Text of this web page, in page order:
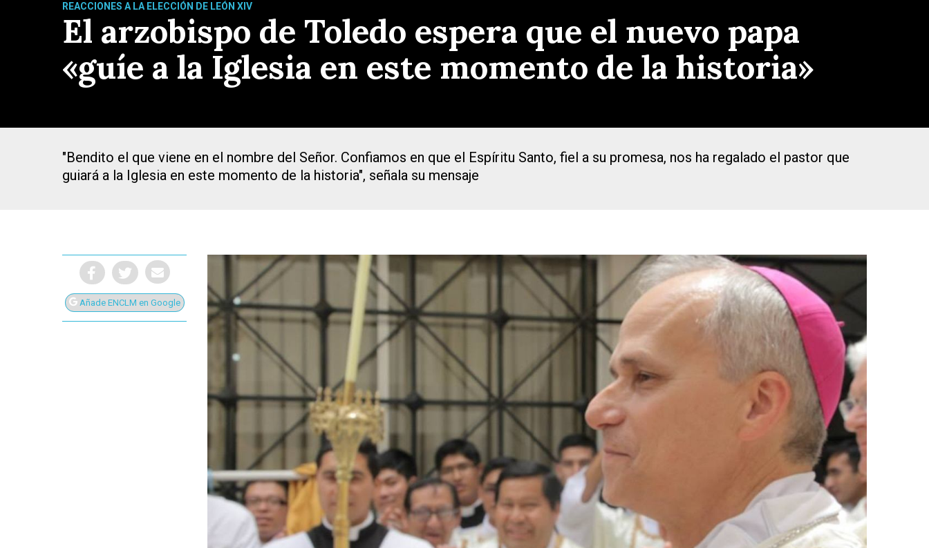
Presiona Intro para buscar o ESC para cerrar
REACCIONES A LA ELECCIÓN DE LEÓN XIV
El arzobispo de Toledo espera que el nuevo papa
«guíe a la Iglesia en este momento de la historia»
"Bendito el que viene en el nombre del Señor. Confiamos en que el Espíritu Santo, fiel a su promesa, nos ha regalado el pastor que
guiará a la Iglesia en este momento de la historia", señala su mensaje
Añade ENCLM en Google